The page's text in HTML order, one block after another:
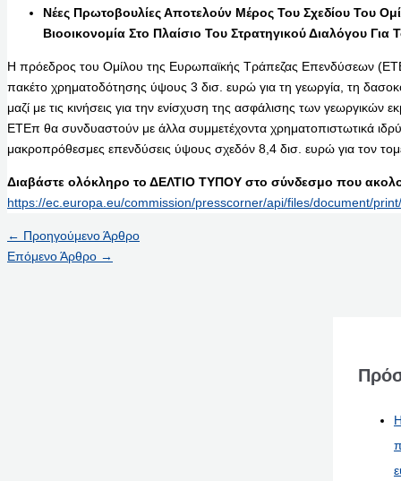
Νέες Πρωτοβουλίες Αποτελούν Μέρος Του Σχεδίου Του
Βιοοικονομία Στο Πλαίσιο Του Στρατηγικού Διαλόγου
Η πρόεδρος του Ομίλου της Ευρωπαϊκής Τράπεζας Επενδύσεων
πακέτο χρηματοδότησης ύψους 3 δισ. ευρώ για τη γεωργία, τη
μαζί με τις κινήσεις για την ενίσχυση της ασφάλισης των γεωργικών
ΕΤΕπ θα συνδυαστούν με άλλα συμμετέχοντα χρηματοπιστωτικά
μακροπρόθεσμες επενδύσεις ύψους σχεδόν 8,4 δισ. ευρώ για τον
Διαβάστε ολόκληρο το ΔΕΛΤΙΟ ΤΥΠΟΥ στο σύνδεσμο που
https://ec.europa.eu/commission/presscorner/api/files/document/
← Προηγούμενο Άρθρο
Επόμενο Άρθρο →